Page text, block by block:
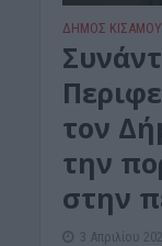
ΔΉΜΟΣ ΚΙΣΆΜΟΥ
τον
την
στην
3 Απριλίου